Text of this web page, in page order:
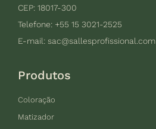
CEP: 18017-300
Telefone: +55 15 3021-2525
E-mail: sac@sallesprofissional.com
Produtos
Coloração
Matizador